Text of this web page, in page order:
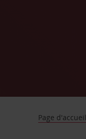
Page d'accueil